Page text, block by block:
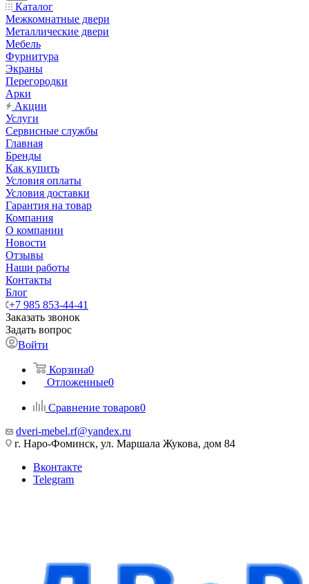
Каталог
Межкомнатные двери
Металлические двери
Мебель
Фурнитура
Экраны
Перегородки
Арки
Акции
Услуги
Сервисные службы
Главная
Бренды
Как купить
Условия оплаты
Условия доставки
Гарантия на товар
Компания
О компании
Новости
Отзывы
Наши работы
Контакты
Блог
+7 985 853-44-41
Заказать звонок
Задать вопрос
Войти
Корзина0
Отложенные0
Сравнение товаров0
dveri-mebel.rf@yandex.ru
г. Наро-Фоминск, ул. Маршала Жукова, дом 84
Вконтакте
Telegram